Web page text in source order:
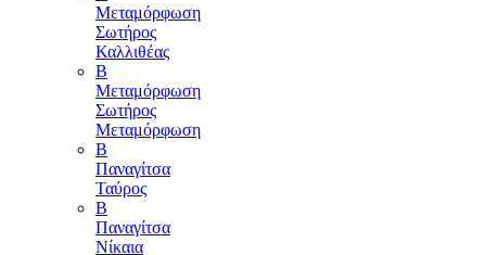
Μεταμόρφωση
Σωτήρος
Καλλιθέας
Β
Μεταμόρφωση
Σωτήρος
Μεταμόρφωση
Β
Παναγίτσα
Ταύρος
Β
Παναγίτσα
Νίκαια